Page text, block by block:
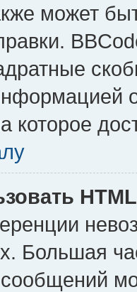
может
которое
Большая